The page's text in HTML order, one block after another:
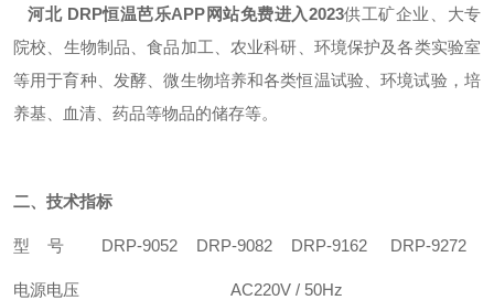
河北 DRP恒温芭乐APP网站免费进入2023供工矿企业、大专
院校、生物制品、食品加工、农业科研、环境保护及各类实验室
等用于育种、发酵、微生物培养和各类恒温试验、环境试验，培
养基、血清、药品等物品的储存等。
二、 技术指标
型 号 DRP-9052 DRP-9082 DRP-9162 DRP-9272
电源电压 AC220V / 50Hz